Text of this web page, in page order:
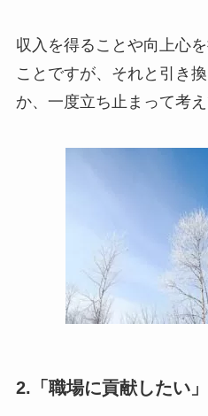
収入を得ることや向上心
ことですが、それと引き
か、一度立ち止まって考え
2.「職場に貢献したい